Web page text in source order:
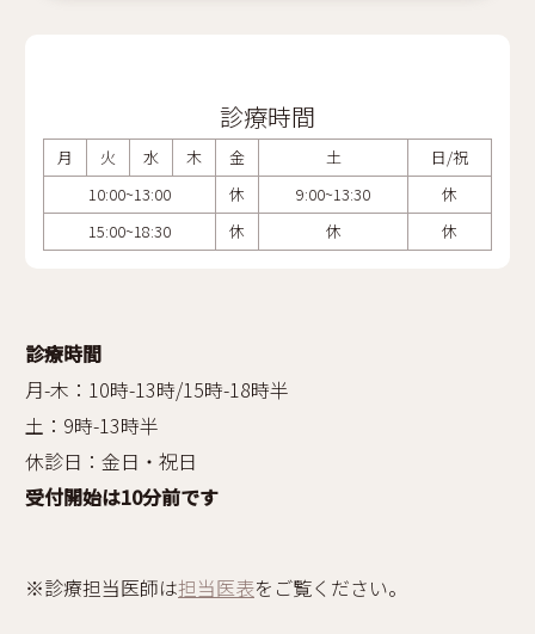
診療時間
月 火 水 木 金 土
日/祝
10:00~13:00
休 9:00~13:30
休
15:00~18:30
休 休 休
診療時間
月-木：10時-13時/15時-18時半
土：9時-13時半
休診日：金日・祝日
受付開始は10分前です
※診療担当医師は担当医表をご覧ください。